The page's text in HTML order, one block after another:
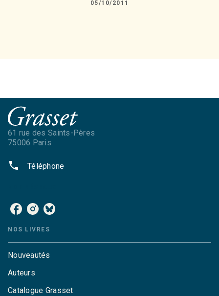
05/10/2011
61 rue des Saints-Pères
75006 Paris
phone Téléphone
NOS LIVRES
Nouveautés
Auteurs
Catalogue Grasset